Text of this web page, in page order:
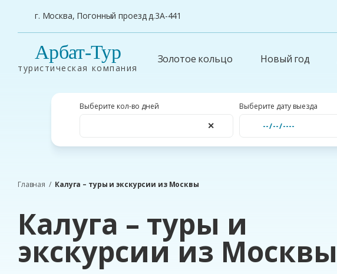
г. Москва, Погонный проезд д.3А-441
Арбат-Тур
туристическая компания
Золотое кольцо Новый год
Выберите кол-во дней
✕
Выберите дату выезда
Главная Калуга – туры и экскурсии из Москвы
Калуга – туры и
экскурсии из Москвы